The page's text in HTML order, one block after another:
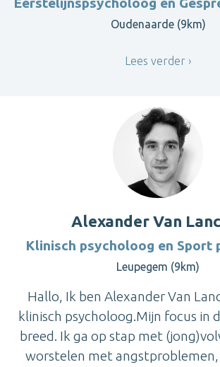
Eerstelijnspsycholoog en
Oudenaarde (9km)
Lees verder
Alexander Van
Klinisch psycholoog en Sport
Leupegem (9km)
Hallo, Ik ben Alexander Van
klinisch psycholoog.Mijn focus in
breed. Ik ga op stap met
worstelen met angstproblemen,